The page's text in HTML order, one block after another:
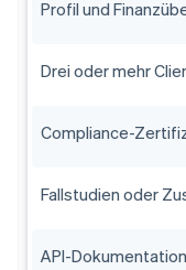
Profil und
Drei oder mehr
Compliance-
Fallstudien oder
API-